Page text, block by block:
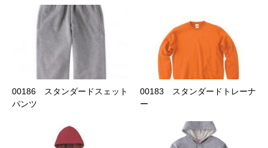
00186 スタンダードスェット
パンツ
00183 スタンダードトレーナ
ー